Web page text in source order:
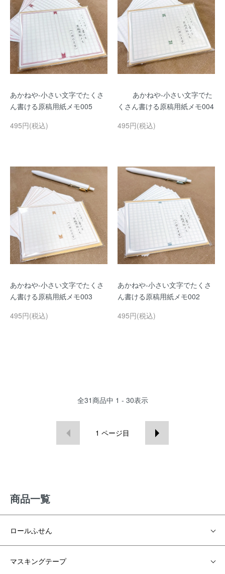
あかねや-小さい文字でたくさ
ん書ける原稿用紙メモ005
495円(税込)
あかねや-小さい文字でた
くさん書ける原稿用紙メモ004
495円(税込)
あかねや-小さい文字でたくさ
ん書ける原稿用紙メモ003
495円(税込)
あかねや-小さい文字でたくさ
ん書ける原稿用紙メモ002
495円(税込)
全31商品中 1 - 30表示
1 ページ目
商品一覧
ロールふせん
マスキングテープ